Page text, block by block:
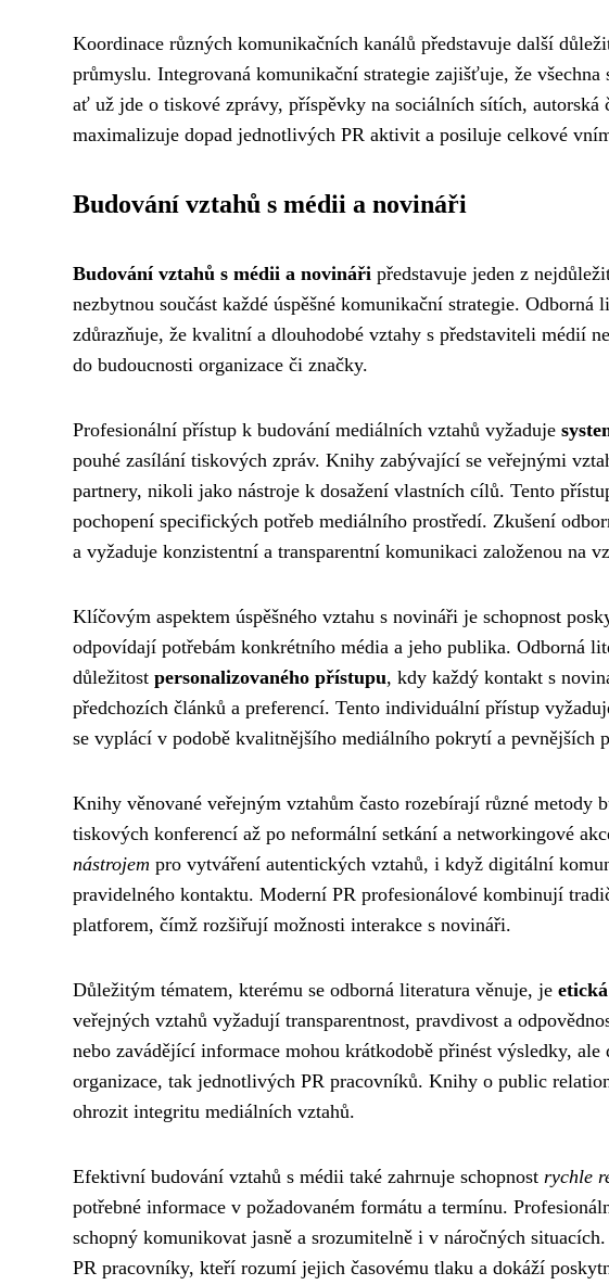
Koordinace různých komunikačních kanálů představuje další
průmyslu. Integrovaná komunikační strategie zajišťuje, že
ať už jde o tiskové zprávy, příspěvky na sociálních sítích,
maximalizuje dopad jednotlivých PR aktivit a posiluje celkové
Budování vztahů s médii a novináři
Budování vztahů s médii a novináři představuje jeden z
nezbytnou součást každé úspěšné komunikační strategie.
zdůrazňuje, že kvalitní a dlouhodobé vztahy s představiteli médií
do budoucnosti organizace či značky.
Profesionální přístup k budování mediálních vztahů vyžaduje
pouhé zasílání tiskových zpráv. Knihy zabývající se veřejnými
partnery, nikoli jako nástroje k dosažení vlastních cílů. Tento
pochopení specifických potřeb mediálního prostředí. Zkušení
a vyžaduje konzistentní a transparentní komunikaci založenou na
Klíčovým aspektem úspěšného vztahu s novináři je schopnost
odpovídají potřebám konkrétního média a jeho publika. Odborná
důležitost personalizovaného přístupu, kdy každý kontakt s
předchozích článků a preferencí. Tento individuální přístup
se vyplácí v podobě kvalitnějšího mediálního pokrytí a pevnějších
Knihy věnované veřejným vztahům často rozebírají různé metody
tiskových konferencí až po neformální setkání a networkingové
nástrojem pro vytváření autentických vztahů, i když digitální
pravidelného kontaktu. Moderní PR profesionálové kombinují
platforem, čímž rozšiřují možnosti interakce s novináři.
Důležitým tématem, kterému se odborná literatura věnuje, je
veřejných vztahů vyžadují transparentnost, pravdivost a
nebo zavádějící informace mohou krátkodobě přinést výsledky,
organizace, tak jednotlivých PR pracovníků. Knihy o public
ohrozit integritu mediálních vztahů.
Efektivní budování vztahů s médii také zahrnuje schopnost rychle
potřebné informace v požadovaném formátu a termínu.
schopný komunikovat jasně a srozumitelně i v náročných
PR pracovníky, kteří rozumí jejich časovému tlaku a dokáží